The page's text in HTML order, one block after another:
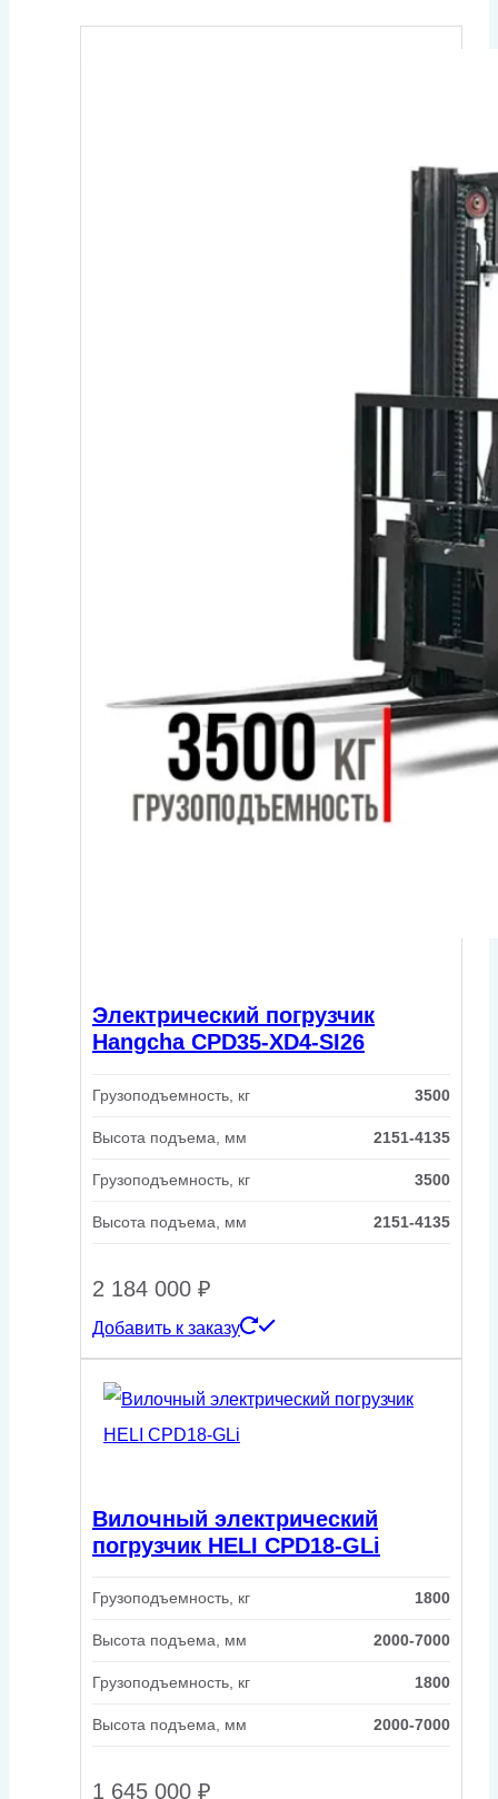
Электрический погрузчик
Hangcha CPD35-XD4-SI26
Грузоподъемность, кг 3500
Высота подъема, мм 2151-4135
Грузоподъемность, кг 3500
Высота подъема, мм 2151-4135
2 184 000 ₽
Добавить к заказу
Вилочный электрический
погрузчик HELI CPD18-GLi
Грузоподъемность, кг 1800
Высота подъема, мм 2000-7000
Грузоподъемность, кг 1800
Высота подъема, мм 2000-7000
1 645 000 ₽